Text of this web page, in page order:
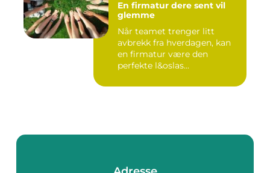
En firmatur dere sent vil
glemme
Når teamet trenger litt
avbrekk fra hverdagen, kan
en firmatur være den
perfekte l&oslas...